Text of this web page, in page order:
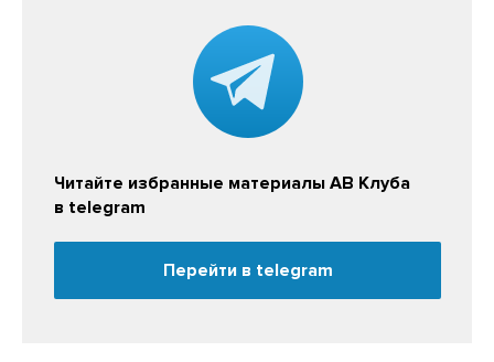
Читайте избранные материалы АВ Клуба
в telegram
Перейти в telegram